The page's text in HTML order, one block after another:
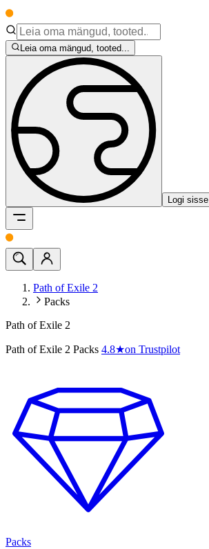
Leia oma mängud, tooted...
Logi sisse
Path of Exile 2
Packs
Path of Exile 2
Path of Exile 2 Packs 4.8★on Trustpilot
Packs